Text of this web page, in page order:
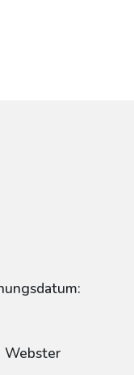
Webster